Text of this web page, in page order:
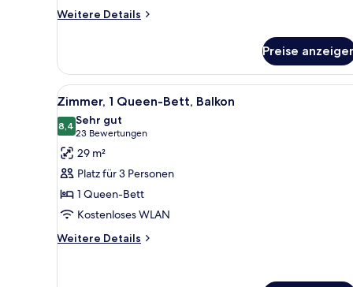
Weitere Details
Weitere
Preise
Alle
Fotos
für
Zimmer,
Queen-
Bett,
Balkon
anzeigen
Ein Hotelzimmer mit Balkon,
4
Zimmer, 1 Queen-Bett, Balkon
8,48,4 von 10
Sehr gut
23 Bewertungen
(23
Bewertungen)
29 m²
Platz für 3 Personen
1 Queen-Bett
Kostenloses WLAN
Weitere Details
Weitere